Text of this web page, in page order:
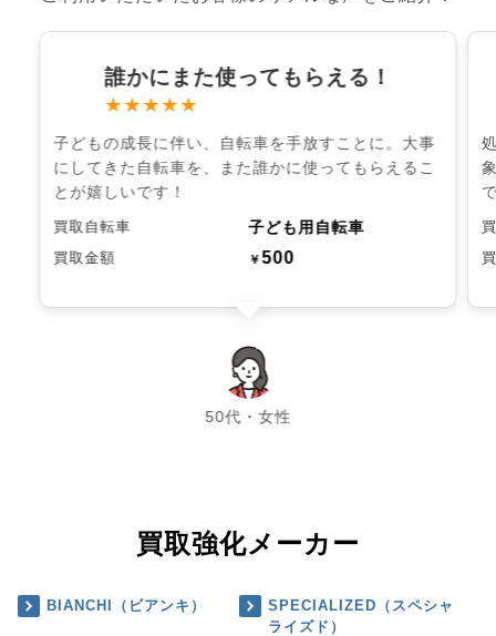
誰かにまた使ってもらえる！
★★★★★
子どもの成長に伴い、自転車を手放すことに。大事
にしてきた自転車を、また誰かに使ってもらえるこ
とが嬉しいです！
買取自転車 子ども用自転車
買取金額 ￥500
50代・女性
chevron_left chevron_right
買取強化メーカー
BIANCHI（ビアンキ）
SPECIALIZED（スペシャ
ライズド）